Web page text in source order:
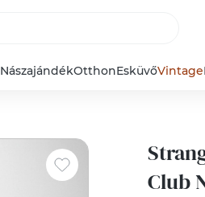
NászajándékOtthonEsküvőVintage
Club